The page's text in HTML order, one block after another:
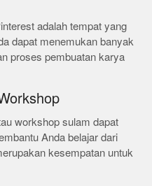
adalah tempat yang
dapat menemukan banyak
proses pembuatan karya
workshop sulam dapat
Anda belajar dari
kesempatan untuk